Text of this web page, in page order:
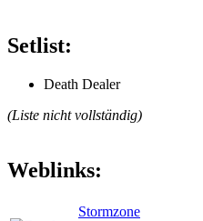
Setlist:
Death Dealer
(Liste nicht vollständig)
Weblinks:
Stormzone